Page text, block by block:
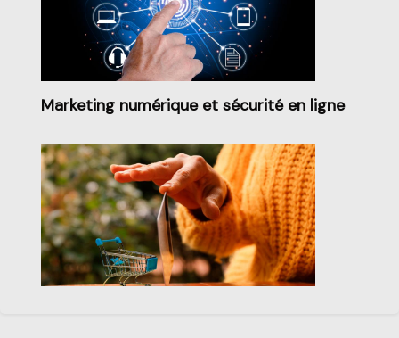
Marketing numérique et sécurité en ligne